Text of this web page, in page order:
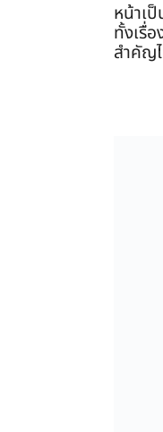
หน้าเ
ทั้งเรื่
สำคัญ